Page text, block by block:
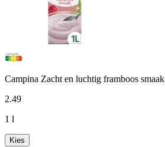
Campina Zacht en luchtig framboos smaak
2.49
1 l
Kies